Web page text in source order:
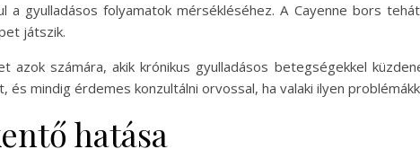
gyulladásos folyamatok mérsékléséhez. A Cayenne bors
játszik.
számára, akik krónikus gyulladásos betegségekkel
mindig érdemes konzultálni orvossal, ha valaki ilyen
hatása